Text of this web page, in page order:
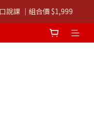
說課 ｜組合價 $1,999
說課 ｜組合價 $1,999